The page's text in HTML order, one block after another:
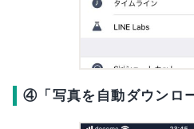
④「写真を自動ダウンロ